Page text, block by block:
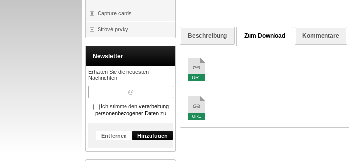
Capture cards
Síťové prvky
Newsletter
Erhalten Sie die neuesten
Nachrichten
Ich stimme den verarbeitung
personenbezogener Daten zu
Entfernen Hinzufügen
Beschreibung Zum Download Kommentare